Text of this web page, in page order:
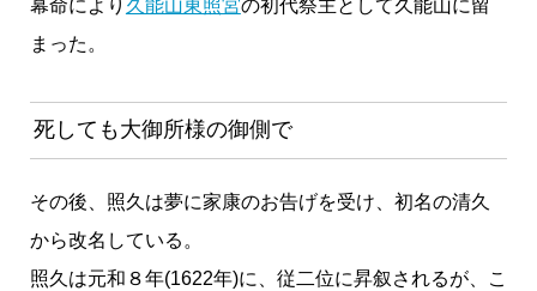
幕命により 久能山東照宮の初代祭主として久能山に留
まった。
死しても大御所様の御側で
その後、照久は夢に家康のお告げを受け、初名の清久
から改名している。
照久は元和８年(1622年)に、従二位に昇叙されるが、こ